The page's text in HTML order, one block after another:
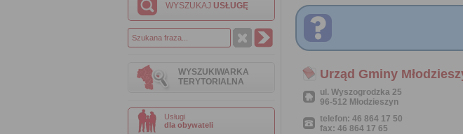
WYSZUKAJ USŁUGĘ
WYSZUKIWARKA
TERYTORIALNA
Usługi
dla obywateli
Urząd Gminy
ul. Wyszogrodzka 25
96-512 Młodzieszyn
telefon: 46 864 17 50
fax: 46 864 17 65